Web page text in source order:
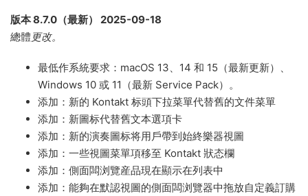
版本 8.7.0（最新） 2025-09-18
總體 更改。
最低作系統要求：macOS 13、14 和 15（最新更新）、
Windows 10 或 11（最新 Service Pack）。
添加：新的 Kontakt 标頭下拉菜單代替舊的文件菜單
添加：新圖标代替舊文本選項卡
添加：新的演奏圖标将用戶帶到始終樂器視圖
添加：一些視圖菜單項移至 Kontakt 狀态欄
添加：側面闆浏覽産品現在顯示在列表中
添加：能夠在默認視圖的側面闆浏覽器中拖放自定義訂購